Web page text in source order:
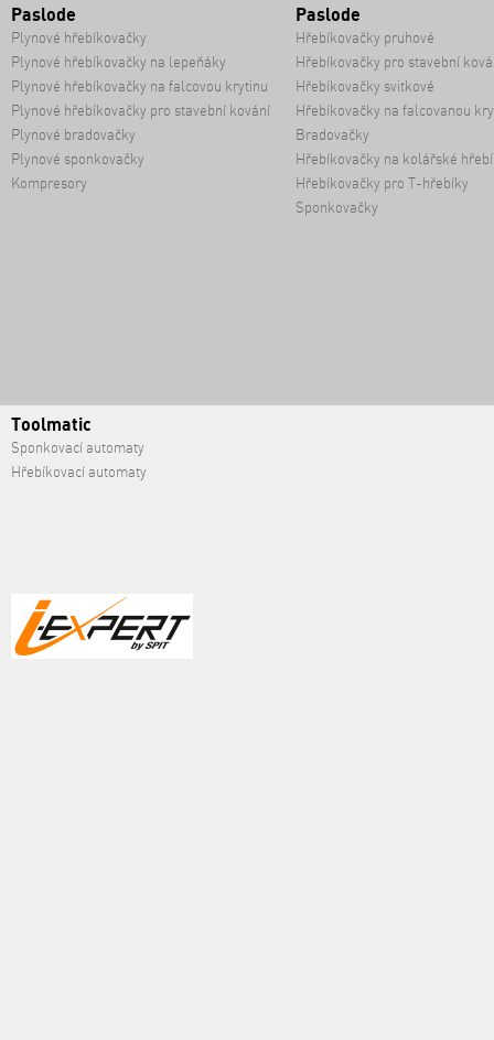
Paslode
Plynové hřebíkovačky
Plynové hřebíkovačky na lepeňáky
Plynové hřebíkovačky na falcovou krytinu
Plynové hřebíkovačky pro stavební kování
Plynové bradovačky
Plynové sponkovačky
Kompresory
Paslode
Hřebíkovačky pruhové
Hřebíkovačky pro stavební
Hřebíkovačky svitkové
Hřebíkovačky na falcovanou
Bradovačky
Hřebíkovačky na kolářské
Hřebíkovačky pro T-hřebíky
Sponkovačky
Toolmatic
Sponkovací automaty
Hřebíkovací automaty